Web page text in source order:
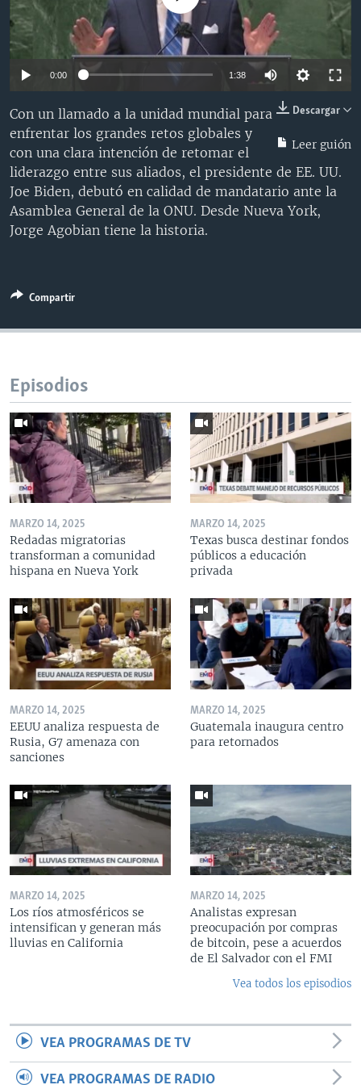
VENEZUELA
BRASIL
NICARAGUA
ECONOMÍA
ENTRETENIMIENTO Y CULTURA
TECNOLOGÍA
CIENCIA Y SALUD
MULTIMEDIA
VIDEOS
FOTOGRAFÍA
PROGRAMAS TV
EL MUNDO AL DÍA
VISIÓN 360
LAS CLAVES
PANORAMA
RADIO
AUDIONOTICIAS
BUENOS DÍAS AMÉRICA
ESTADOS UNIDOS AL DÍA
EL MUNDO AL DÍA [RADIO]
NOTA ECONÓMICA
ENTRETENIMIENTO
DOCUMENTALES DE LA VOA
Learning English
SÍGANOS
Idiomas
0:00 1:38
Descargar
Leer guión
Con un llamado a la unidad mundial para
enfrentar los grandes retos globales y
con una clara intención de retomar el
liderazgo entre sus aliados, el presidente de EE. UU.
Joe Biden, debutó en calidad de mandatario ante la
Asamblea General de la ONU. Desde Nueva York,
Jorge Agobian tiene la historia.
Compartir
Episodios
MARZO 14, 2025
Redadas migratorias
transforman a comunidad
hispana en Nueva York
MARZO 14, 2025
Texas busca destinar fondos
públicos a educación
privada
MARZO 14, 2025
EEUU analiza respuesta de
Rusia, G7 amenaza con
sanciones
MARZO 14, 2025
Guatemala inaugura centro
para retornados
MARZO 14, 2025
Los ríos atmosféricos se
intensifican y generan más
lluvias en California
MARZO 14, 2025
Analistas expresan
preocupación por compras
de bitcoin, pese a acuerdos
de El Salvador con el FMI
Vea todos los episodios
VEA PROGRAMAS DE TV
VEA PROGRAMAS DE RADIO